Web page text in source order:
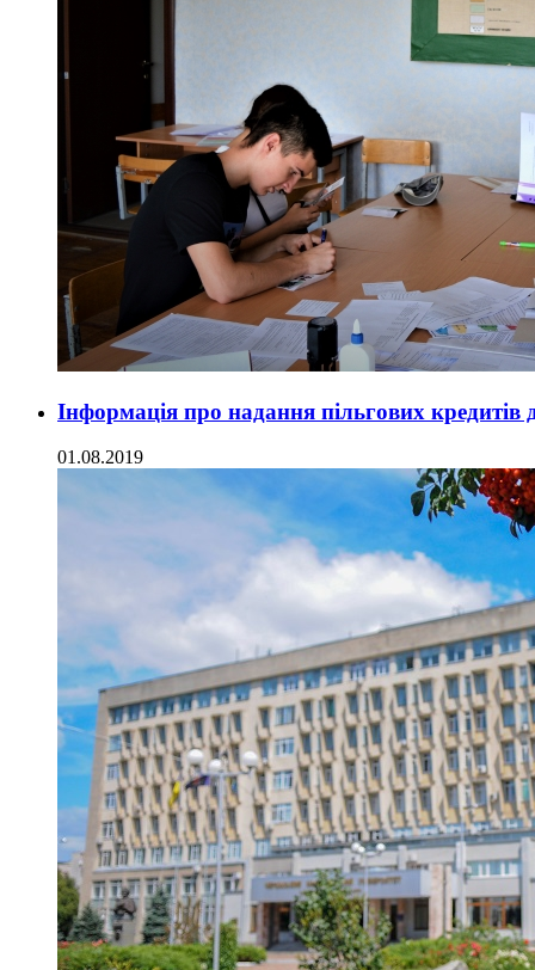
Інформація про надання пільгових кредитів
01.08.2019